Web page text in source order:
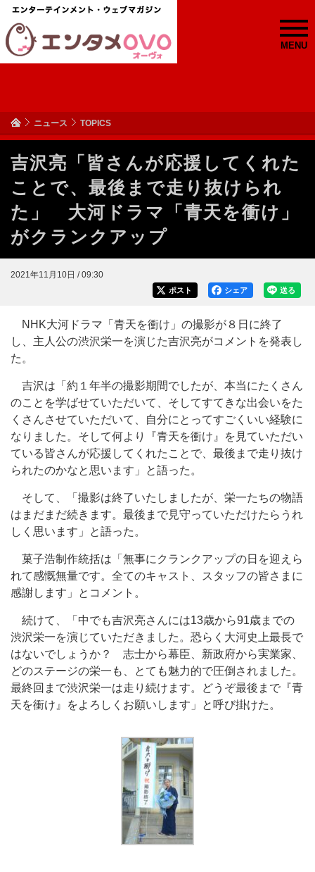
MENU
ニュース TOPICS
吉沢亮「皆さんが応援してくれた
ことで、最後まで走り抜けられ
た」 大河ドラマ「青天を衝け」
がクランクアップ
2021年11月10日 / 09:30
送る
シェア
ポスト
NHK大河ドラマ「青天を衝け」の撮影が８日に終了
し、主人公の渋沢栄一を演じた吉沢亮がコメントを発表し
た。
吉沢は「約１年半の撮影期間でしたが、本当にたくさん
のことを学ばせていただいて、そしてすてきな出会いをた
くさんさせていただいて、自分にとってすごくいい経験に
なりました。そして何より『青天を衝け』を見ていただい
ている皆さんが応援してくれたことで、最後まで走り抜け
られたのかなと思います」と語った。
そして、「撮影は終了いたしましたが、栄一たちの物語
はまだまだ続きます。最後まで見守っていただけたらうれ
しく思います」と語った。
菓子浩制作統括は「無事にクランクアップの日を迎えら
れて感慨無量です。全てのキャスト、スタッフの皆さまに
感謝します」とコメント。
続けて、「中でも吉沢亮さんには13歳から91歳までの
渋沢栄一を演じていただきました。恐らく大河史上最長で
はないでしょうか？ 志士から幕臣、新政府から実業家、
どのステージの栄一も、とても魅力的で圧倒されました。
最終回まで渋沢栄一は走り続けます。どうぞ最後まで『青
天を衝け』をよろしくお願いします」と呼び掛けた。